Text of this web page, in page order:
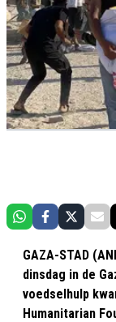
GAZA-STAD
dinsdag in de
voedselhulp
Humanitarian